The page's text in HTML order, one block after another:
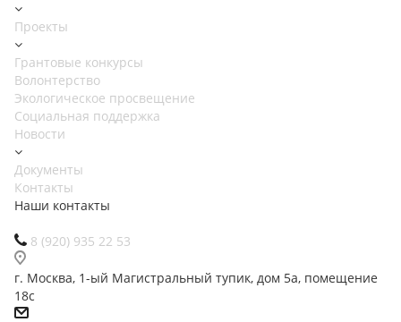
Проекты
Грантовые конкурсы
Волонтерство
Экологическое просвещение
Социальная поддержка
Новости
Документы
Контакты
Наши контакты
8 (920) 935 22 53
г. Москва, 1-ый Магистральный тупик, дом 5а, помещение
18с